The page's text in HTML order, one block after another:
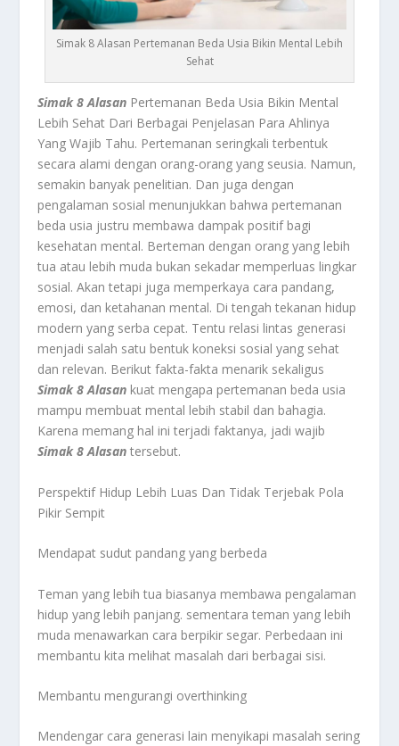
Simak 8 Alasan Pertemanan Beda Usia Bikin Mental Lebih
Sehat
Simak 8 Alasan Pertemanan Beda Usia Bikin Mental
Lebih Sehat Dari Berbagai Penjelasan Para Ahlinya
Yang Wajib Tahu. Pertemanan seringkali terbentuk
secara alami dengan orang-orang yang seusia. Namun,
semakin banyak penelitian. Dan juga dengan
pengalaman sosial menunjukkan bahwa pertemanan
beda usia justru membawa dampak positif bagi
kesehatan mental. Berteman dengan orang yang lebih
tua atau lebih muda bukan sekadar memperluas lingkar
sosial. Akan tetapi juga memperkaya cara pandang,
emosi, dan ketahanan mental. Di tengah tekanan hidup
modern yang serba cepat. Tentu relasi lintas generasi
menjadi salah satu bentuk koneksi sosial yang sehat
dan relevan. Berikut fakta-fakta menarik sekaligus
Simak 8 Alasan kuat mengapa pertemanan beda usia
mampu membuat mental lebih stabil dan bahagia.
Karena memang hal ini terjadi faktanya, jadi wajib
Simak 8 Alasan tersebut.
Perspektif Hidup Lebih Luas Dan Tidak Terjebak Pola
Pikir Sempit
Mendapat sudut pandang yang berbeda
Teman yang lebih tua biasanya membawa pengalaman
hidup yang lebih panjang. sementara teman yang lebih
muda menawarkan cara berpikir segar. Perbedaan ini
membantu kita melihat masalah dari berbagai sisi.
Membantu mengurangi overthinking
Mendengar cara generasi lain menyikapi masalah sering